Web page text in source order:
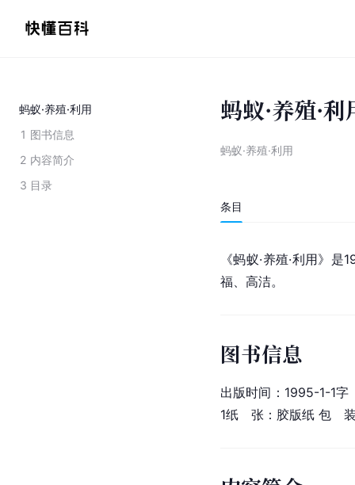
蚂蚁·养殖·利用
1 图书信息
2 内容简介
3 目录
蚂蚁·养殖·利
蚂蚁·养殖·利用
条目
《蚂蚁·养殖·利用》是
福、高洁。
图书信息
出版时间：1995-1-1
1纸　张：胶版纸 包　